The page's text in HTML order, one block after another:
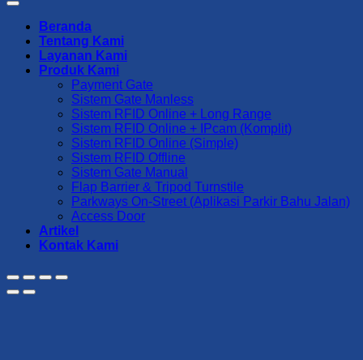
Beranda
Tentang Kami
Layanan Kami
Produk Kami
Payment Gate
Sistem Gate Manless
Sistem RFID Online + Long Range
Sistem RFID Online + IPcam (Komplit)
Sistem RFID Online (Simple)
Sistem RFID Offline
Sistem Gate Manual
Flap Barrier & Tripod Turnstile
Parkways On-Street (Aplikasi Parkir Bahu Jalan)
Access Door
Artikel
Kontak Kami